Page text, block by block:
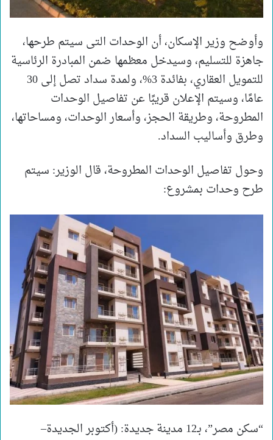
وأوضح وزير الإسكان، أن الوحدات التى سيتم طرحها،
جاهزة للتسليم، وسيدخل معظمها ضمن المبادرة الرئاسية
للتمويل العقاري، بفائدة 3%، ولمدة سداد تصل إلى 30
عامًا، وسيتم الإعلان قريبًا عن تفاصيل الوحدات
المطروحة، وطريقة الحجز، وأسعار الوحدات، ومساحاتها،
وطرق وأساليب السداد.
وحول تفاصيل الوحدات المطروحة، قال الوزير: سيتم
طرح وحدات بمشروع:
“سكن مصر”، بـ12 مدينة جديدة: (أكتوبر الجديدة–